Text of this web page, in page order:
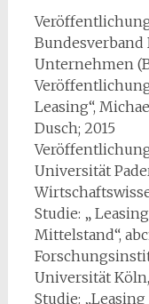
Bundesverband
Unternehmen
Leasing“,
Dusch; 2015
Universität
Studie: „
Mittelstand“,
Universität
Studie: